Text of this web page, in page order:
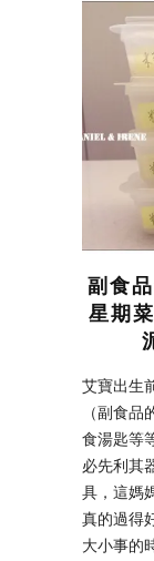
副食
星期
艾寶出生
（副食
食湯匙等
必先利其
具，這媽
真的過得
大小事的